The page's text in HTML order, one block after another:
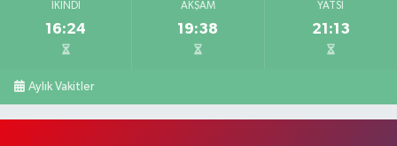
İKINDI
16:24
AKŞAM
19:38
YATSI
21:13
Aylık Vakitler